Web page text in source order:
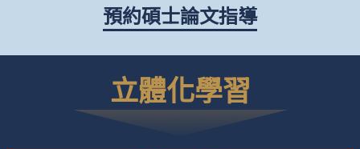
預約碩士論文指導
立體化學習